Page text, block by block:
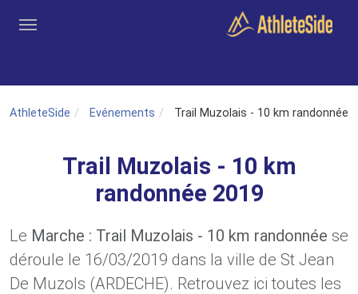
AthleteSide Evénements Trail Muzolais - 10 km randonnée
Trail Muzolais - 10 km
randonnée 2019
Le Marche : Trail Muzolais - 10 km randonnée se
déroule le 16/03/2019 dans la ville de St Jean
De Muzols (ARDECHE). Retrouvez ici toutes les